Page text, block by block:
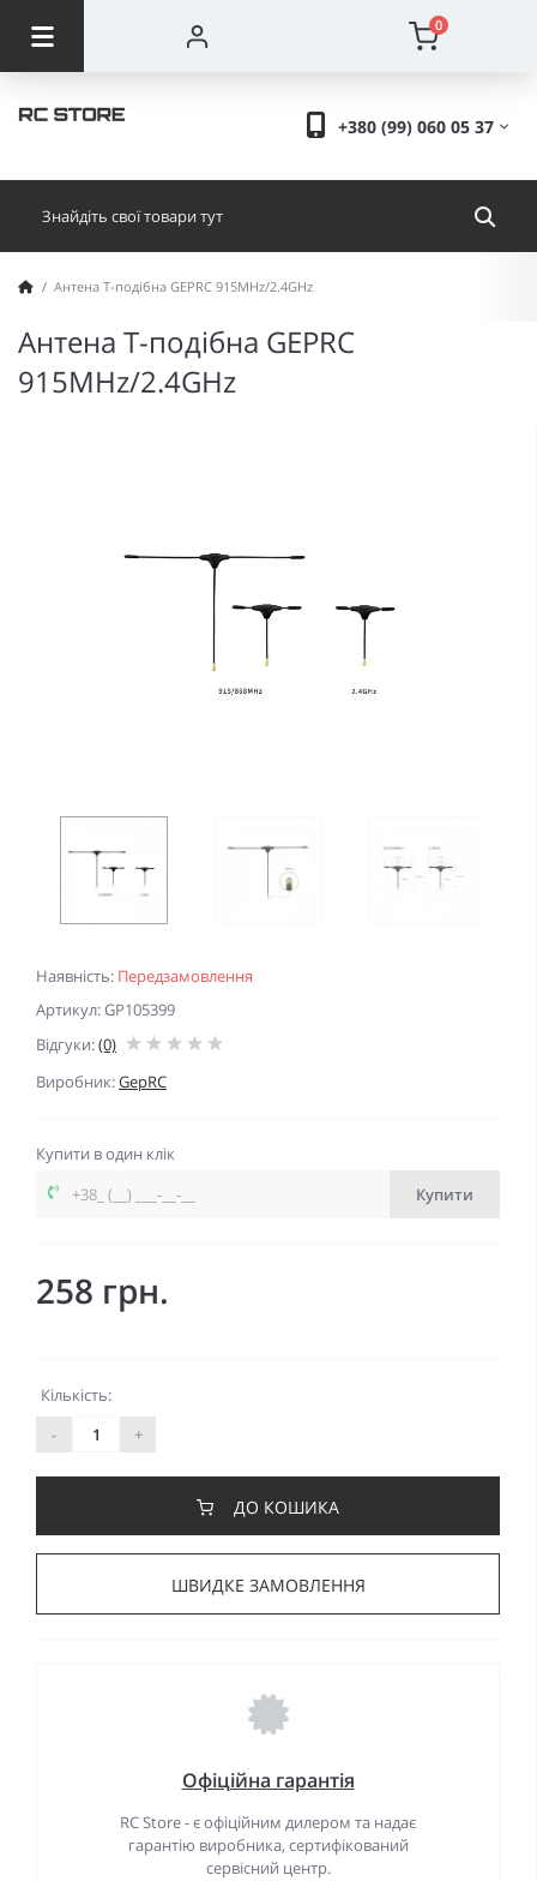
0
+380 (99) 060 05 37
Антена Т-подібна GEPRC 915MHz/2.4GHz
Антена Т-подібна GEPRC
915MHz/2.4GHz
Наявність: Передзамовлення
Артикул: GP105399
Відгуки:(0)
Виробник:GepRC
Купити в один клік
Купити
258 грн.
Кількість:
-
+
ДО КОШИКА
ШВИДКЕ ЗАМОВЛЕННЯ
Офіційна гарантія
RC Store - є офіційним дилером та надає
гарантію виробника, сертифікований
сервісний центр.